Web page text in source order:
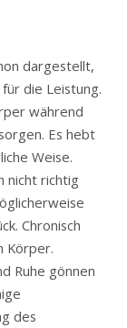
dargestellt,
die Leistung.
während
Es hebt
Weise.
nicht richtig
Chronisch
Körper.
Ruhe gönnen
des